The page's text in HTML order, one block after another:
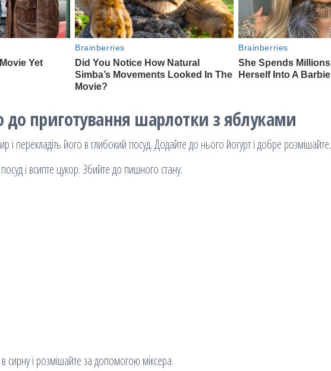
до приготування шарлотки з яблуками
і перекладіть його в глибокий посуд. Додайте до нього йогурт і добре розмішайте.
і всипте цукор. Збийте до пишного стану.
сирну і розмішайте за допомогою міксера.